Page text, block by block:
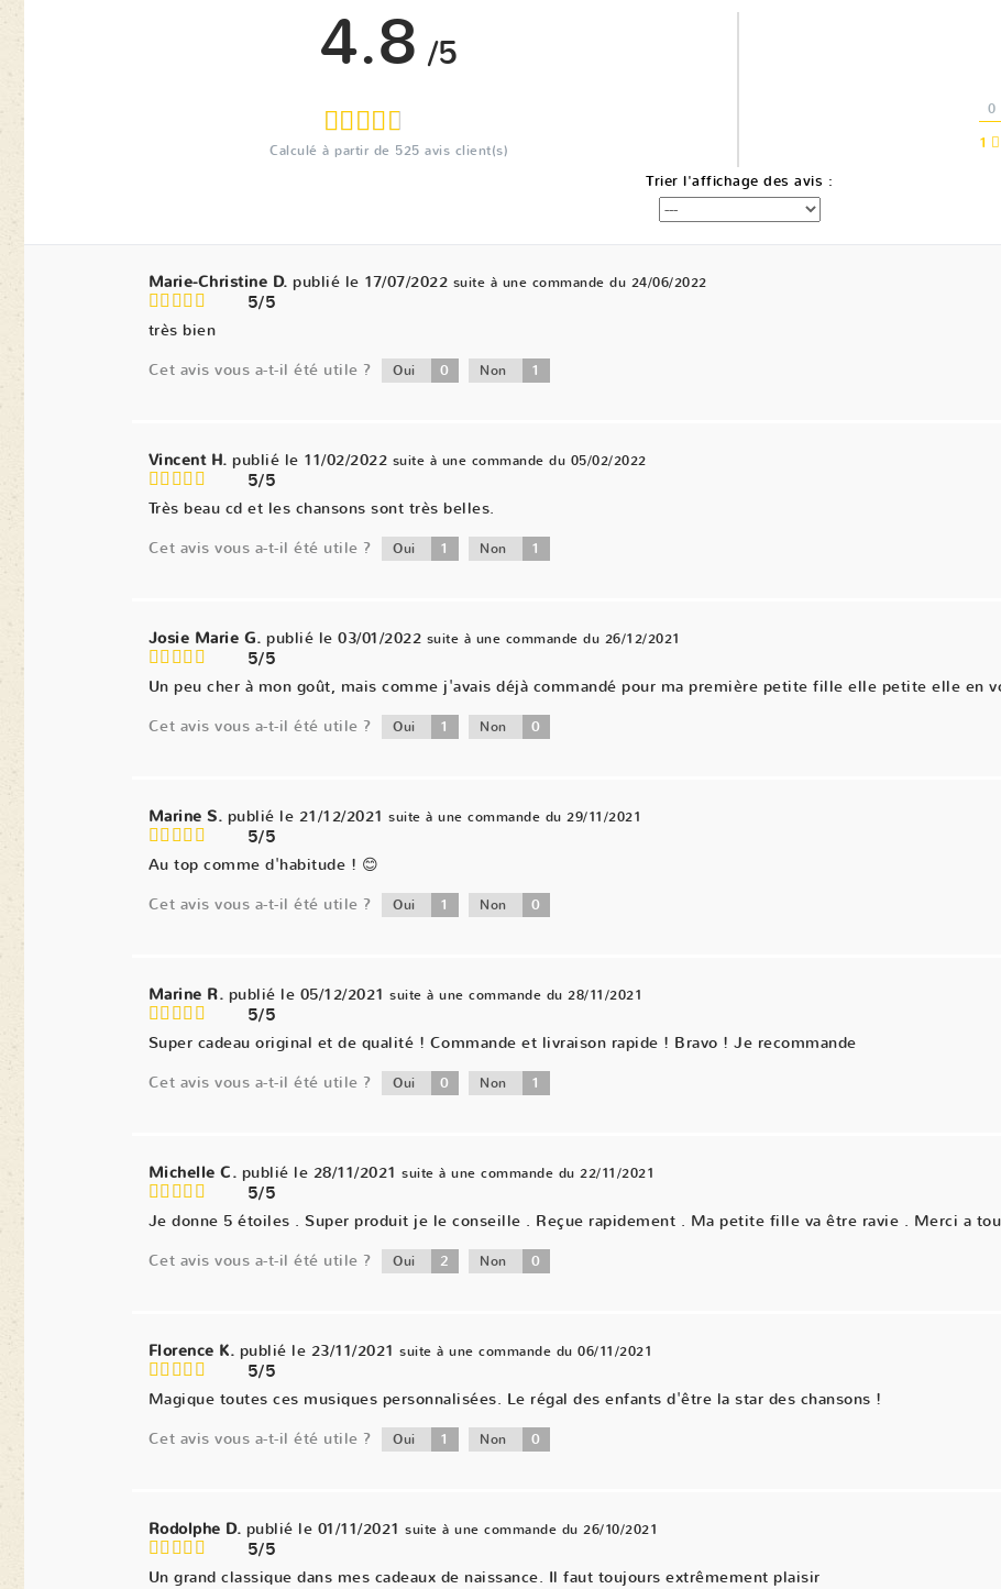
4.8 /5
Calculé à partir de 525 avis client(s) 1
0
Trier l'affichage des avis :
Marie-Christine D. publié le 17/07/2022 suite à une commande du 24/06/2022
5/5
très bien
Cet avis vous a-t-il été utile ?
Oui 0 Non 1
Vincent H. publié le 11/02/2022 suite à une commande du 05/02/2022
5/5
Très beau cd et les chansons sont très belles.
Cet avis vous a-t-il été utile ?
Oui 1 Non 1
Josie Marie G. publié le 03/01/2022 suite à une commande du 26/12/2021
5/5
Un peu cher à mon goût, mais comme j'avais déjà commandé pour ma première petite fille elle petite elle en
Cet avis vous a-t-il été utile ?
Oui 1 Non 0
Marine S. publié le 21/12/2021 suite à une commande du 29/11/2021
5/5
Au top comme d'habitude ! 😊
Cet avis vous a-t-il été utile ?
Oui 1 Non 0
Marine R. publié le 05/12/2021 suite à une commande du 28/11/2021
5/5
Super cadeau original et de qualité ! Commande et livraison rapide ! Bravo ! Je recommande
Cet avis vous a-t-il été utile ?
Oui 0 Non 1
Michelle C. publié le 28/11/2021 suite à une commande du 22/11/2021
5/5
Je donne 5 étoiles . Super produit je le conseille . Reçue rapidement . Ma petite fille va être ravie . Merci a
Cet avis vous a-t-il été utile ?
Oui 2 Non 0
Florence K. publié le 23/11/2021 suite à une commande du 06/11/2021
5/5
Magique toutes ces musiques personnalisées. Le régal des enfants d'être la star des chansons !
Cet avis vous a-t-il été utile ?
Oui 1 Non 0
Rodolphe D. publié le 01/11/2021 suite à une commande du 26/10/2021
5/5
Un grand classique dans mes cadeaux de naissance. Il faut toujours extrêmement plaisir